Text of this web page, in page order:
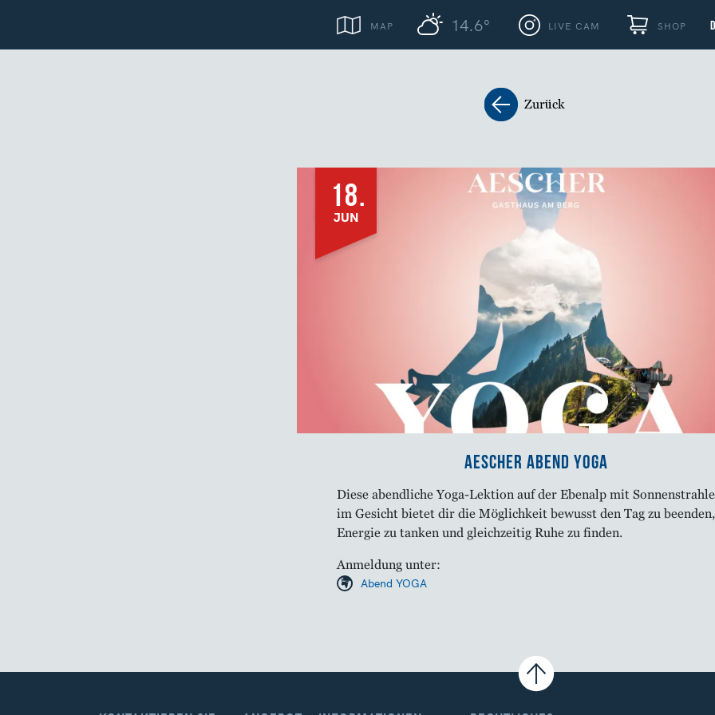
MAP 14.6° LIVE CAM SHOP
Zurück
18.
JUN
Aescher Abend Yoga
Diese abendliche Yoga-Lektion auf der Ebenalp mit
im Gesicht bietet dir die Möglichkeit bewusst den Tag zu beenden,
Energie zu tanken und gleichzeitig Ruhe zu finden.
Anmeldung unter:
Abend YOGA